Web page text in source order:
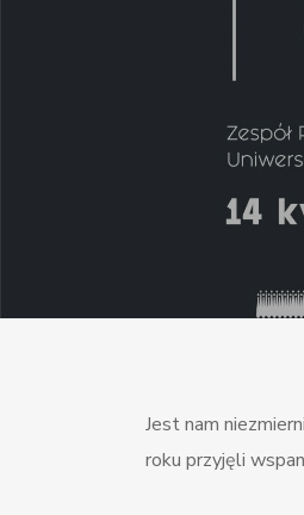
Jest nam
roku przyjęli